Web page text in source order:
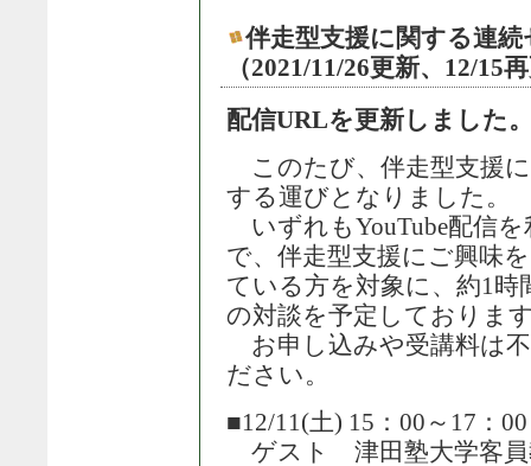
伴走型支援に関する連
（2021/11/26更新、12/15
配信URLを更新しました
このたび、伴走型支援
する運びとなりました。
いずれもYouTube配信
で、伴走型支援にご興味
ている方を対象に、約1
の対談を予定しておりま
お申し込みや受講料は
ださい。
■12/11(土) 15：00～17：00
ゲスト 津田塾大学客員